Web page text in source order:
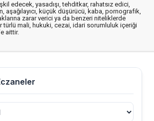
edecek, yasadışı, tehditkar, rahatsız edici,
aşağılayıcı, küçük düşürücü, kaba, pornografik,
zarar verici ya da benzeri niteliklerde
türlü mali, hukuki, cezai, idari sorumluluk içeriği
aittir.